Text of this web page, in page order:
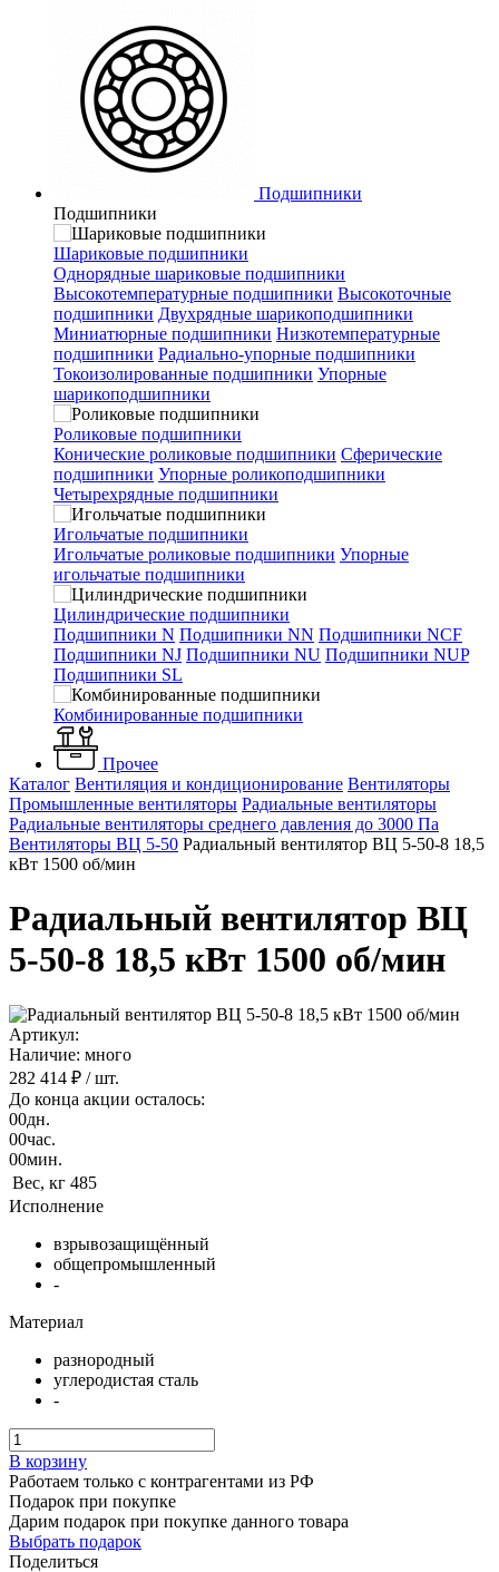
Подшипники
Подшипники
Шариковые подшипники
Однорядные шариковые подшипники
Высокотемпературные подшипники Высокоточные
подшипники Двухрядные шарикоподшипники
Миниатюрные подшипники Низкотемпературные
подшипники Радиально-упорные подшипники
Токоизолированные подшипники Упорные
шарикоподшипники
Роликовые подшипники
Конические роликовые подшипники Сферические
подшипники Упорные роликоподшипники
Четырехрядные подшипники
Игольчатые подшипники
Игольчатые роликовые подшипники Упорные
игольчатые подшипники
Цилиндрические подшипники
Подшипники N Подшипники NN Подшипники NCF
Подшипники NJ Подшипники NU Подшипники NUP
Подшипники SL
Комбинированные подшипники
Прочее
Каталог Вентиляция и кондиционирование Вентиляторы
Промышленные вентиляторы Радиальные вентиляторы
Радиальные вентиляторы среднего давления до 3000 Па
Вентиляторы ВЦ 5-50 Радиальный вентилятор ВЦ 5-50-8 18,5
кВт 1500 об/мин
Радиальный вентилятор ВЦ
5-50-8 18,5 кВт 1500 об/мин
Артикул:
Наличие: много
282 414 ₽ / шт.
До конца акции осталось:
00дн.
00час.
00мин.
Вес, кг 485
Исполнение
взрывозащищённый
общепромышленный
-
Материал
разнородный
углеродистая сталь
-
В корзину
Работаем только с контрагентами из РФ
Подарок при покупке
Дарим подарок при покупке данного товара
Выбрать подарок
Поделиться